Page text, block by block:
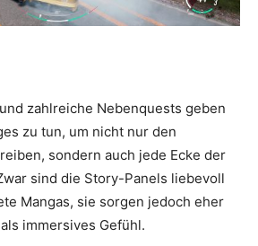
zahlreiche Nebenquests geben
zu tun, um nicht nur den
sondern auch jede Ecke der
sind die Story-Panels liebevoll
Mangas, sie sorgen jedoch eher
immersives Gefühl.